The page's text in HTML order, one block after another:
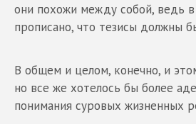
они похожи между собой, ведь
прописано, что тезисы должны
В общем и целом, конечно, и
но все же хотелось бы более
понимания суровых жизненных